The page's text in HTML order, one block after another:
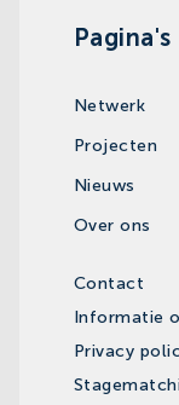
Pagina's
Netwerk
Projecten
Nieuws
Over ons
Contact
Informatie
Privacy